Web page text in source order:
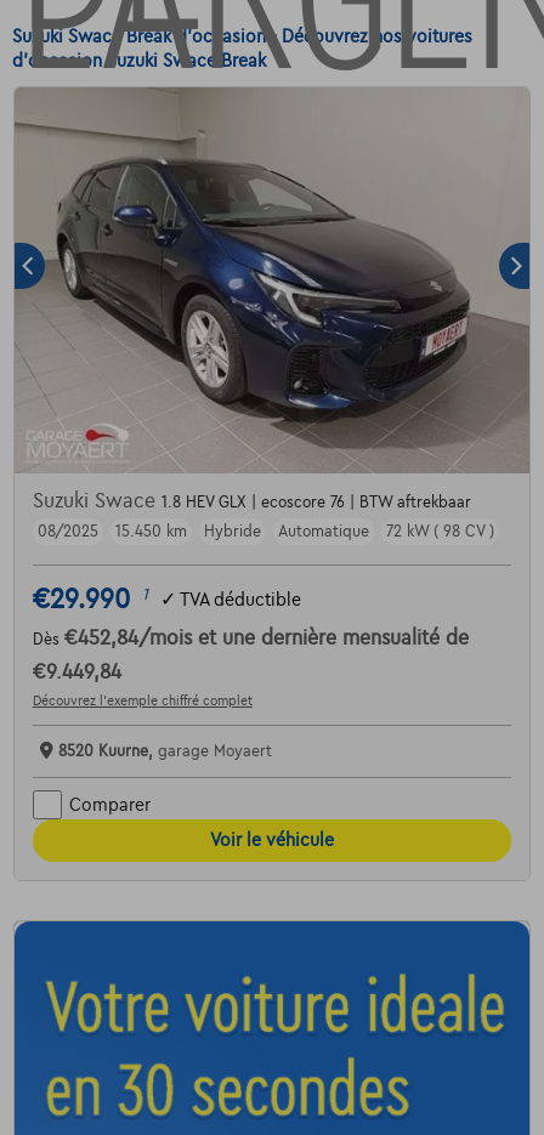
Suzuki Swace Break d'occasion - Découvrez nos voitures
d'occasion Suzuki Swace Break
Suzuki Swace 1.8 HEV GLX | ecoscore 76 | BTW aftrekbaar
08/2025
15.450 km Hybride Automatique 72 kW ( 98 CV )
€29.990 1 ✓ TVA déductible
Dès €452,84/mois et une dernière mensualité de
€9.449,84
Découvrez l’exemple chiffré complet
8520 Kuurne, garage Moyaert
Comparer
Voir le véhicule